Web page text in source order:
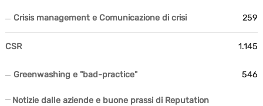
Crisis management e Comunicazione di crisi 259
CSR 1.145
Greenwashing e "bad-practice" 546
Notizie dalle aziende e buone prassi di Reputation